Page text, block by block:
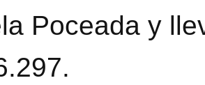
Poceada y